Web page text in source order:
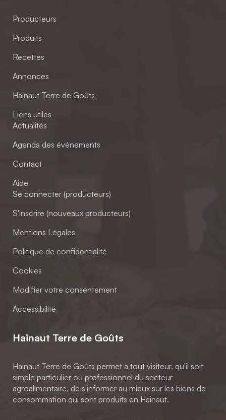
Producteurs
Produits
Recettes
Annonces
Hainaut Terre de Goûts
Liens utiles
Actualités
Agenda des événements
Contact
Aide
Se connecter (producteurs)
S'inscrire (nouveaux producteurs)
Mentions Légales
Politique de confidentialité
Cookies
Modifier votre consentement
Accessibilité
Hainaut Terre de Goûts
Hainaut Terre de Goûts permet à tout visiteur, qu'il soit
simple particulier ou professionnel du secteur
agroalimentaire, de s'informer au mieux sur les biens de
consommation qui sont produits en Hainaut.